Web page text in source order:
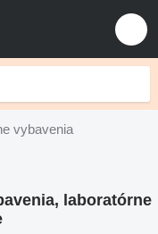
vybavenia
laboratórne